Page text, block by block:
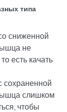
типа
сниженной
не
есть качать
сохраненной
слишком
чтобы